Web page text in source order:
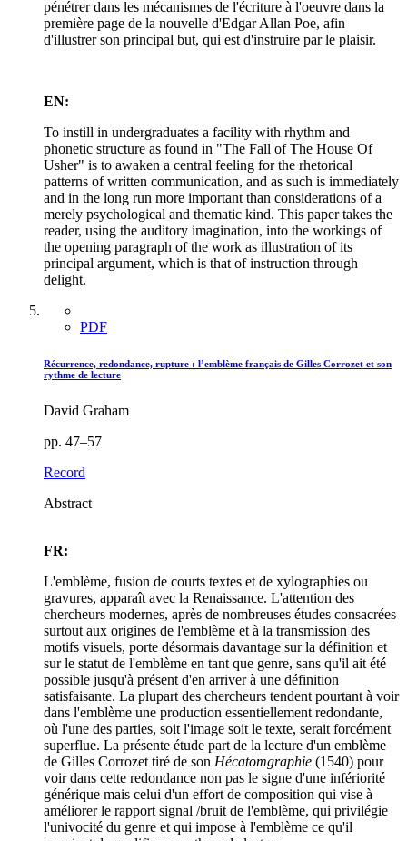
pénétrer dans les mécanismes de l'écriture à l'oeuvre dans la
première page de la nouvelle d'Edgar Allan Poe, afin
d'illustrer son principal but, qui est d'instruire par le plaisir.
EN:
To instill in undergraduates a facility with rhythm and
phonetic structure as found in "The Fall of The House Of
Usher" is to awaken a central feeling for the rhetorical
patterns of written communication, and as such is immediately
and in the long run more important than considerations of a
merely psychological and thematic kind. This paper takes the
reader, using the auditory imagination, into the workings of
the opening paragraph of the work as illustration of its
principal argument, which is that of instruction through
delight.
PDF
Récurrence, redondance, rupture : l’emblème français de Gilles Corrozet et son
rythme de lecture
David Graham
pp. 47–57
Record
Abstract
FR:
L'emblème, fusion de courts textes et de xylographies ou
gravures, apparaît avec la Renaissance. L'attention des
chercheurs modernes, après de nombreuses études consacrées
surtout aux origines de l'emblème et à la transmission des
motifs visuels, porte désormais davantage sur la définition et
sur le statut de l'emblème en tant que genre, sans qu'il ait été
possible jusqu'à présent d'en arriver à une définition
satisfaisante. La plupart des chercheurs tendent pourtant à voir
dans l'emblème une production essentiellement redondante,
où l'une des parties, soit l'image soit le texte, serait forcément
superflue. La présente étude part de la lecture d'un emblème
de Gilles Corrozet tiré de son Hécatomgraphie (1540) pour
voir dans cette redondance non pas le signe d'une infériorité
générique mais celui d'un effort de composition qui vise à
améliorer le rapport signal /bruit de l'emblème, qui privilégie
l'univocité du genre et qui impose à l'emblème ce qu'il